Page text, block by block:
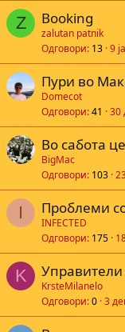
Z Booking
zalutan patnik
Одговори 13 9
Пури во
Domecot
Одговори 41 30
Во сабота
BigМас
Одговори 103
I Проблеми
INFECTED
Одговори 175
K Управители
KrsteMilanelo
Одговори 0 3